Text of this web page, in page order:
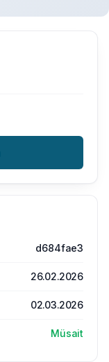
d684fae3
26.02.2026
02.03.2026
Müsait